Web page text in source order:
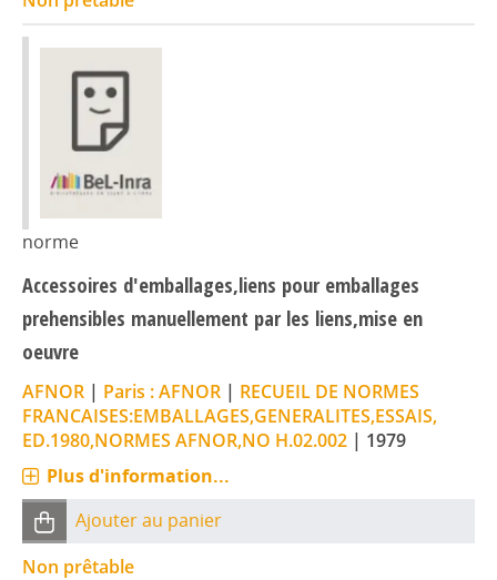
norme
Accessoires d'emballages,liens pour emballages
prehensibles manuellement par les liens,mise en
oeuvre
AFNOR | Paris : AFNOR | RECUEIL DE NORMES
FRANCAISES:EMBALLAGES,GENERALITES,ESSAIS,
ED.1980,NORMES AFNOR,NO H.02.002 | 1979
Plus d'information...
Ajouter au panier
Non prêtable